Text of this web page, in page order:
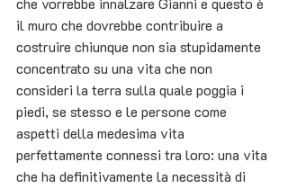
il muro che dovrebbe contribuire a
costruire chiunque non sia stupidamente
concentrato su una vita che non
consideri la terra sulla quale poggia i
piedi, se stesso e le persone come
aspetti della medesima vita
perfettamente connessi tra loro: una vita
che ha definitivamente la necessità di